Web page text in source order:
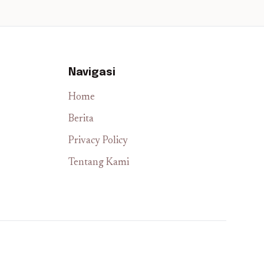
Navigasi
Home
Berita
Privacy Policy
Tentang Kami